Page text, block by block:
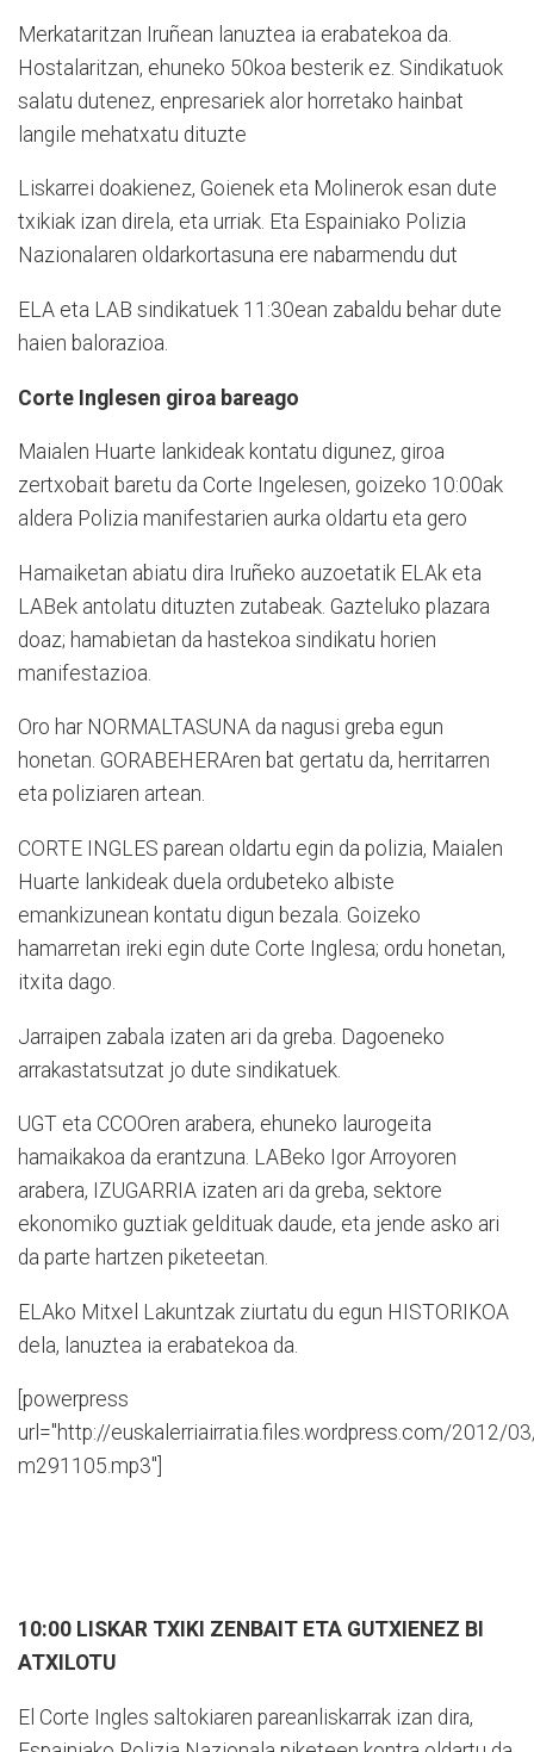
Merkataritzan Iruñean lanuztea ia erabatekoa da.
Hostalaritzan, ehuneko 50koa besterik ez. Sindikatuok
salatu dutenez, enpresariek alor horretako hainbat
langile mehatxatu dituzte
Liskarrei doakienez, Goienek eta Molinerok esan dute
txikiak izan direla, eta urriak. Eta Espainiako Polizia
Nazionalaren oldarkortasuna ere nabarmendu dut
ELA eta LAB sindikatuek 11:30ean zabaldu behar dute
haien balorazioa.
Corte Inglesen giroa bareago
Maialen Huarte lankideak kontatu digunez, giroa
zertxobait baretu da Corte Ingelesen, goizeko 10:00ak
aldera Polizia manifestarien aurka oldartu eta gero
Hamaiketan abiatu dira Iruñeko auzoetatik ELAk eta
LABek antolatu dituzten zutabeak. Gazteluko plazara
doaz; hamabietan da hastekoa sindikatu horien
manifestazioa.
Oro har NORMALTASUNA da nagusi greba egun
honetan. GORABEHERAren bat gertatu da, herritarren
eta poliziaren artean.
CORTE INGLES parean oldartu egin da polizia, Maialen
Huarte lankideak duela ordubeteko albiste
emankizunean kontatu digun bezala. Goizeko
hamarretan ireki egin dute Corte Inglesa; ordu honetan,
itxita dago.
Jarraipen zabala izaten ari da greba. Dagoeneko
arrakastatsutzat jo dute sindikatuek.
UGT eta CCOOren arabera, ehuneko laurogeita
hamaikakoa da erantzuna. LABeko Igor Arroyoren
arabera, IZUGARRIA izaten ari da greba, sektore
ekonomiko guztiak geldituak daude, eta jende asko ari
da parte hartzen piketeetan.
ELAko Mitxel Lakuntzak ziurtatu du egun HISTORIKOA
dela, lanuztea ia erabatekoa da.
[powerpress
url="http://euskalerriairratia.files.wordpress.com/2012/
m291105.mp3"]
10:00 LISKAR TXIKI ZENBAIT ETA GUTXIENEZ BI
ATXILOTU
El Corte Ingles saltokiaren pareanliskarrak izan dira,